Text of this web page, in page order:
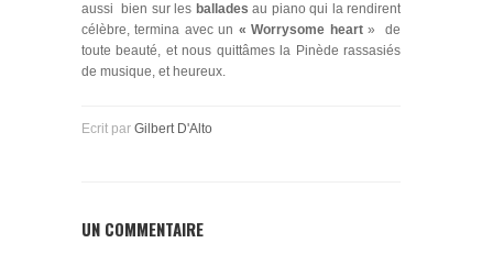
aussi bien sur les ballades au piano qui la rendirent
célèbre, termina avec un « Worrysome heart» de
toute beauté, et nous quittâmes la Pinède rassasiés
de musique, et heureux.
Ecrit par Gilbert D'Alto
UN COMMENTAIRE